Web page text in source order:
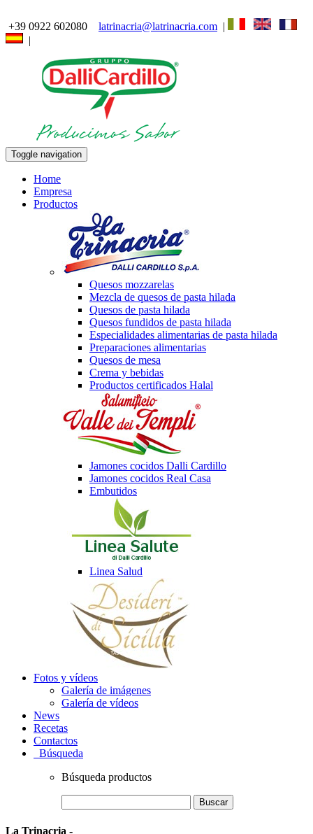
+39 0922 602080 latrinacria@latrinacria.com |
|
Toggle navigation
Home
Empresa
Productos
Quesos mozzarelas
Mezcla de quesos de pasta hilada
Quesos de pasta hilada
Quesos fundidos de pasta hilada
Especialidades alimentarias de pasta hilada
Preparaciones alimentarias
Quesos de mesa
Crema y bebidas
Productos certificados Halal
Jamones cocidos Dalli Cardillo
Jamones cocidos Real Casa
Embutidos
Linea Salud
Fotos y vídeos
Galería de imágenes
Galería de vídeos
News
Recetas
Contactos
Búsqueda
Búsqueda productos
Buscar
La Trinacria -